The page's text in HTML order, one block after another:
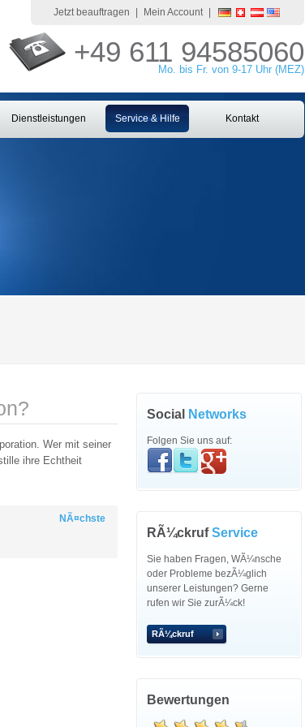
+49 611 94585060
Mo. bis Fr. von 9-17 Uhr (MEZ)
Jetzt beauftragen Mein Account
Dienstleistungen Service & Hilfe Kontakt
Wer mit seiner
ihre Echtheit
NÃ¤chste
Social Networks
Folgen Sie uns auf:
RÃ¼ckrufService
Sie haben Fragen, WÃ¼nsche
oder Probleme bezÃ¼glich
unserer Leistungen? Gerne
rufen wir Sie zurÃ¼ck!
RÃ¼ckruf
Bewertungen